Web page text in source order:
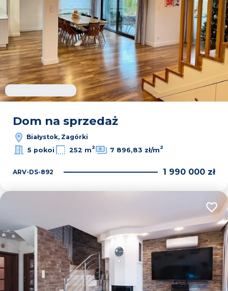
Dom na sprzedaż
Białystok, Zagórki
5 pokoi
252 m2 7 896,83 zł/m2
ARV-DS-892 1 990 000 zł